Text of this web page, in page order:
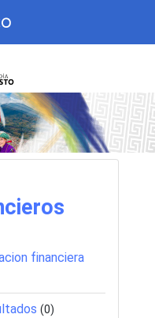
financiera
(0)